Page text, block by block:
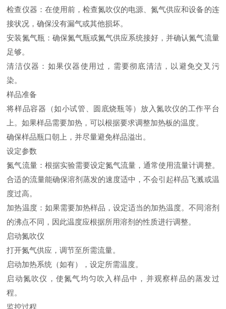
检查仪器：在使用前，检查氮吹仪的电源、氮气供应和设备的连
接状况，确保没有漏气或其他损坏。
安装氮气瓶：确保氮气瓶或氮气供应系统接好，并确认氮气流量
足够。
清洁仪器：如果仪器使用过，需要彻底清洁，以避免交叉污
染。
样品准备
将样品容器（如小试管、圆底烧瓶等）放入氮吹仪的工作平台
上。如果样品需要加热，可以根据要求调整加热板的温度。
确保样品瓶口朝上，并尽量避免样品溢出。
设定参数
氮气流量：根据实验需要设定氮气流量，通常使用流量计调整。
合适的流量能确保溶剂蒸发的速度适中，不会引起样品飞溅或温
度过高。
加热温度：如果需要加热样品，设定适当的加热温度。不同溶剂
的沸点不同，因此温度应根据所用溶剂的性质进行调整。
启动氮吹仪
打开氮气供应，调节至所需流量。
启动加热系统（如有），设定所需温度。
启动氮吹仪，使氮气均匀吹入样品中，并观察样品的蒸发过
程。
监控过程